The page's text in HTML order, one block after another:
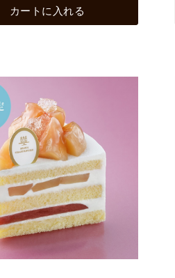
カートに入れる